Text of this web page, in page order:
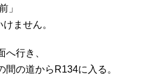
」
ません。
へ行き、
の道からR134に入る。